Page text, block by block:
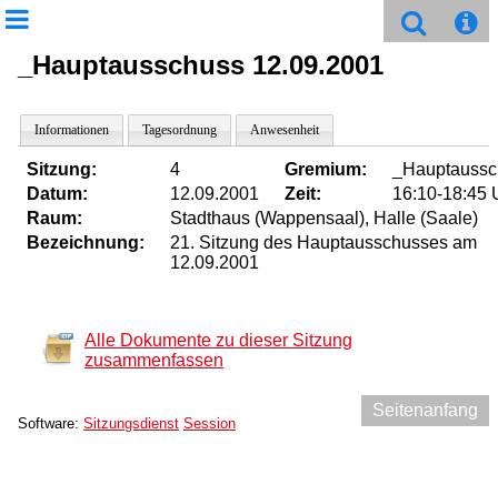
_Hauptausschuss 12.09.2001
Informationen Tagesordnung Anwesenheit
Sitzung: 4 Gremium:
Datum:
12.09.2001 Zeit:
16:10-18:45
Raum:
Stadthaus (Wappensaal), Halle (Saale)
Bezeichnung:
21. Sitzung des Hauptausschusses am
12.09.2001
Alle Dokumente zu dieser Sitzung
zusammenfassen
Seitenanfang
Software: Sitzungsdienst Session